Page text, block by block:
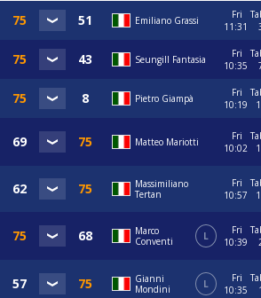
Emiliano Grassi
Fri
11:31
Seungill Fantasia
Fri
10:35
Pietro Giampà
Fri
10:19
Matteo Mariotti
Fri
10:02
Massimiliano
Tertan
Fri
10:57
Marco
Conventi
L
Fri
10:39
Gianni
Mondini
L
Fri
10:35